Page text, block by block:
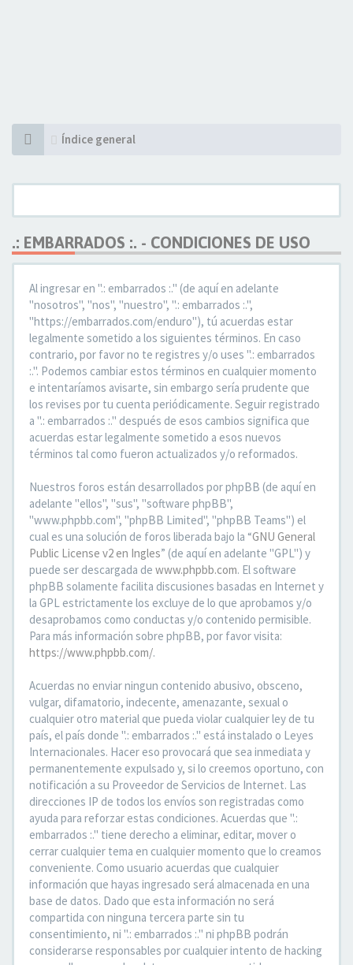
Índice general
.: EMBARRADOS :. - CONDICIONES DE USO
Al ingresar en ".: embarrados :." (de aquí en adelante
"nosotros", "nos", "nuestro", ".: embarrados :.",
"https://embarrados.com/enduro"), tú acuerdas estar
legalmente sometido a los siguientes términos. En caso
contrario, por favor no te registres y/o uses ".: embarrados
:.". Podemos cambiar estos términos en cualquier momento
e intentaríamos avisarte, sin embargo sería prudente que
los revises por tu cuenta periódicamente. Seguir registrado
a ".: embarrados :." después de esos cambios significa que
acuerdas estar legalmente sometido a esos nuevos
términos tal como fueron actualizados y/o reformados.
Nuestros foros están desarrollados por phpBB (de aquí en
adelante "ellos", "sus", "software phpBB",
"www.phpbb.com", "phpBB Limited", "phpBB Teams") el
cual es una solución de foros liberada bajo la “GNU General
Public License v2 en Ingles” (de aquí en adelante "GPL") y
puede ser descargada de www.phpbb.com. El software
phpBB solamente facilita discusiones basadas en Internet y
la GPL estrictamente los excluye de lo que aprobamos y/o
desaprobamos como conductas y/o contenido permisible.
Para más información sobre phpBB, por favor visita:
https://www.phpbb.com/.
Acuerdas no enviar ningun contenido abusivo, obsceno,
vulgar, difamatorio, indecente, amenazante, sexual o
cualquier otro material que pueda violar cualquier ley de tu
país, el país donde ".: embarrados :." está instalado o Leyes
Internacionales. Hacer eso provocará que sea inmediata y
permanentemente expulsado y, si lo creemos oportuno, con
notificación a su Proveedor de Servicios de Internet. Las
direcciones IP de todos los envíos son registradas como
ayuda para reforzar estas condiciones. Acuerdas que ".:
embarrados :." tiene derecho a eliminar, editar, mover o
cerrar cualquier tema en cualquier momento que lo creamos
conveniente. Como usuario acuerdas que cualquier
información que hayas ingresado será almacenada en una
base de datos. Dado que esta información no será
compartida con ninguna tercera parte sin tu
consentimiento, ni ".: embarrados :." ni phpBB podrán
considerarse responsables por cualquier intento de hacking